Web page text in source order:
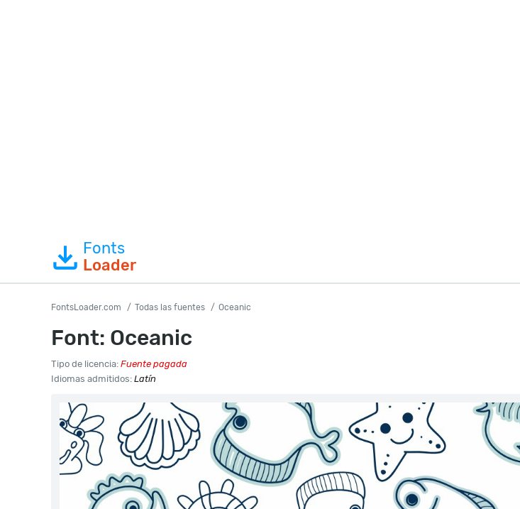
Fonts
Loader
FontsLoader.com Todas las fuentes Oceanic
Font: Oceanic
Tipo de licencia: Fuente pagada
Idiomas admitidos: Latín